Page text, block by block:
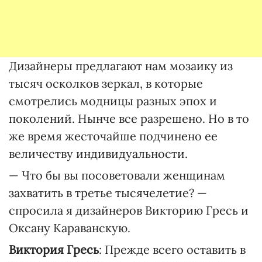
Дизайнеры предлагают нам мозаику из
тысяч осколков зеркал, в которые
смотрелись модницы разных эпох и
поколений. Нынче все разрешено. Но в то
же время жесточайше подчинено ее
величеству индивидуальности.
— Что бы вы посоветовали женщинам
захватить в третье тысячелетие? —
спросила я дизайнеров Викторию Гресь и
Оксану Караванскую.
Виктория Гресь: Прежде всего оставить в